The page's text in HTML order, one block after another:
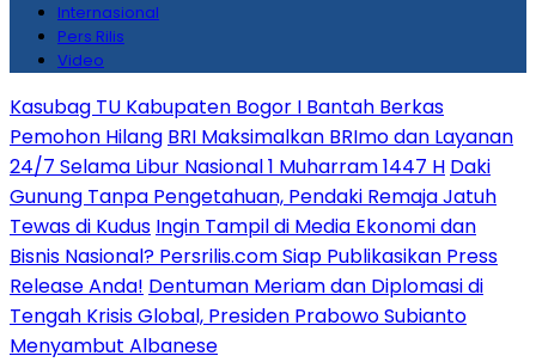
Internasional
Pers Rilis
Video
Kasubag TU Kabupaten Bogor I Bantah Berkas
Pemohon Hilang BRI Maksimalkan BRImo dan Layanan
24/7 Selama Libur Nasional 1 Muharram 1447 H Daki
Gunung Tanpa Pengetahuan, Pendaki Remaja Jatuh
Tewas di Kudus Ingin Tampil di Media Ekonomi dan
Bisnis Nasional? Persrilis.com Siap Publikasikan Press
Release Anda! Dentuman Meriam dan Diplomasi di
Tengah Krisis Global, Presiden Prabowo Subianto
Menyambut Albanese